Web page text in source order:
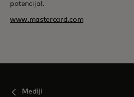
potencijal.
www.mastercard.com
Mediji